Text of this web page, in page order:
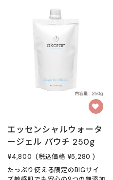
エッセンシャルウォータ
ージェル パウチ 250g
¥4,800 (税込価格 ¥5,280 )
たっぷり使える限定のBIGサイ